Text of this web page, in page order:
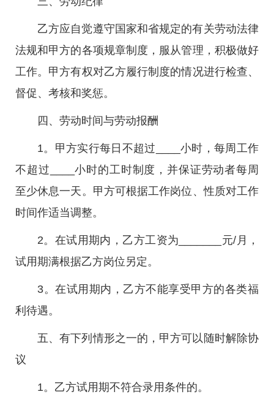
乙方应自觉遵守国家和省规定的有关劳动法律
法规和甲方的各项规章制度，服从管理，积极做好
工作。甲方有权对乙方履行制度的情况进行检查、
督促、考核和奖惩。
四、劳动时间与劳动报酬
1。甲方实行每日不超过____小时，每周工作
不超过____小时的工时制度，并保证劳动者每周
至少休息一天。甲方可根据工作岗位、性质对工作
时间作适当调整。
2。在试用期内，乙方工资为_______元/月，
试用期满根据乙方岗位另定。
3。在试用期内，乙方不能享受甲方的各类福
利待遇。
五、有下列情形之一的，甲方可以随时解除协
议
1。乙方试用期不符合录用条件的。